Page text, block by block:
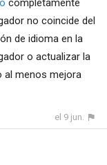
completamente
no coincide del
de idioma en la
o actualizar la
al menos mejora
el 9 jun.